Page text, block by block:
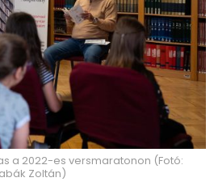
a 2022-es versmaratonon (Fotó:
Zoltán)